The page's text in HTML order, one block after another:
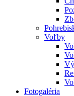
Voľby
Fotogaléria